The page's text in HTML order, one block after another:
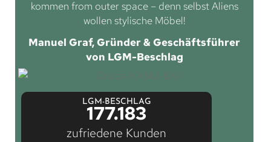
kommen from outer space – denn selbst Aliens
wollen stylische Möbel!
Manuel Graf, Gründer & Geschäftsführer
von LGM-Beschlag
LGM-BESCHLAG
177.183
zufriedene Kunden